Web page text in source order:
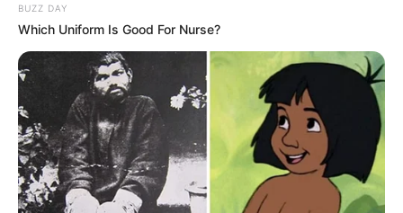
‘ആ ഗാനം ഇവിടെ ആലപിക്കില്ല’; യുകെയിൽ
കാണികളോട് അർജിത് സിംഗ്
BUZZ DAY
Which Uniform Is Good For Nurse?